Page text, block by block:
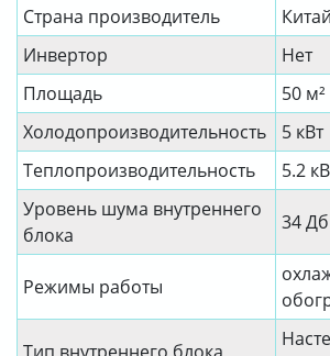
Страна производитель
Китай
Инвертор
Нет
Площадь
50 м²
Холодопроизводительность
5 кВт
Теплопроизводительность
5.2
Уровень шума внутреннего
блока
34 Дб
Режимы работы